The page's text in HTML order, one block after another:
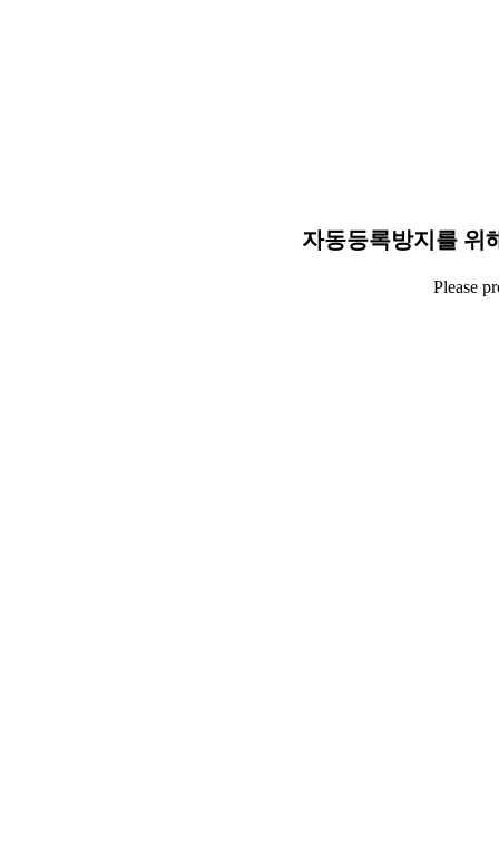
자동등록방지를 위
Please